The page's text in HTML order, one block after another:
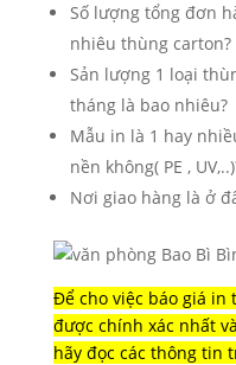
Số lượng tổng đơn
nhiêu thùng carton?
Sản lượng 1 loại
tháng là bao nhiêu?
Mẫu in là 1 hay
nền không( PE ,
Nơi giao hàng là ở
Để cho việc báo giá in
được chính xác nhất
hãy đọc các thông tin